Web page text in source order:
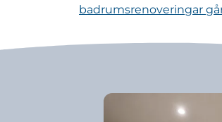
badrumsrenoveringar